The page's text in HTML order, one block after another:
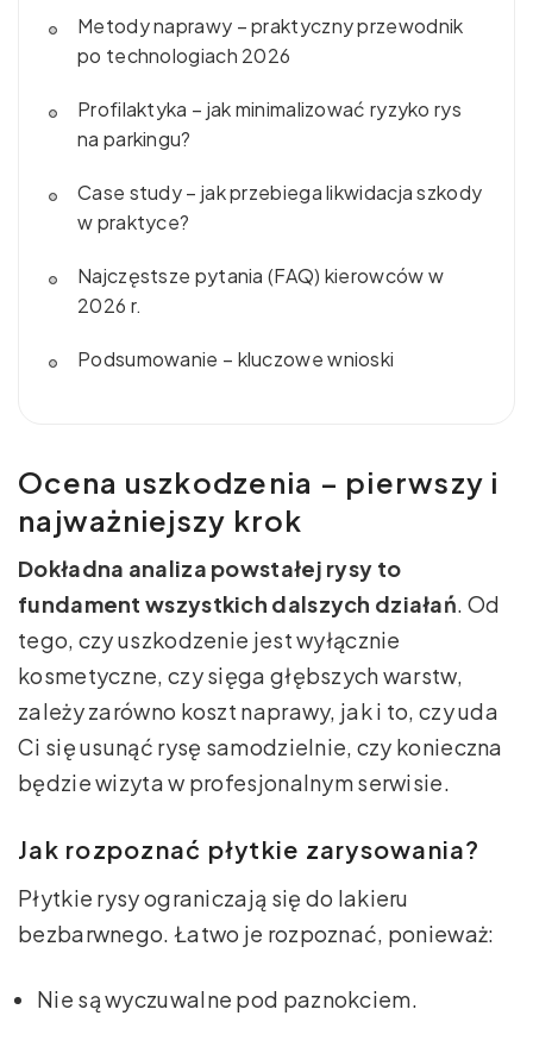
Metody naprawy – praktyczny przewodnik
po technologiach 2026
Profilaktyka – jak minimalizować ryzyko rys
na parkingu?
Case study – jak przebiega likwidacja szkody
w praktyce?
Najczęstsze pytania (FAQ) kierowców w
2026 r.
Podsumowanie – kluczowe wnioski
Ocena uszkodzenia – pierwszy i
najważniejszy krok
Dokładna analiza powstałej rysy to
fundament wszystkich dalszych działań. Od
tego, czy uszkodzenie jest wyłącznie
kosmetyczne, czy sięga głębszych warstw,
zależy zarówno koszt naprawy, jak i to, czy uda
Ci się usunąć rysę samodzielnie, czy konieczna
będzie wizyta w profesjonalnym serwisie.
Jak rozpoznać płytkie zarysowania?
Płytkie rysy ograniczają się do lakieru
bezbarwnego. Łatwo je rozpoznać, ponieważ:
Nie są wyczuwalne pod paznokciem.